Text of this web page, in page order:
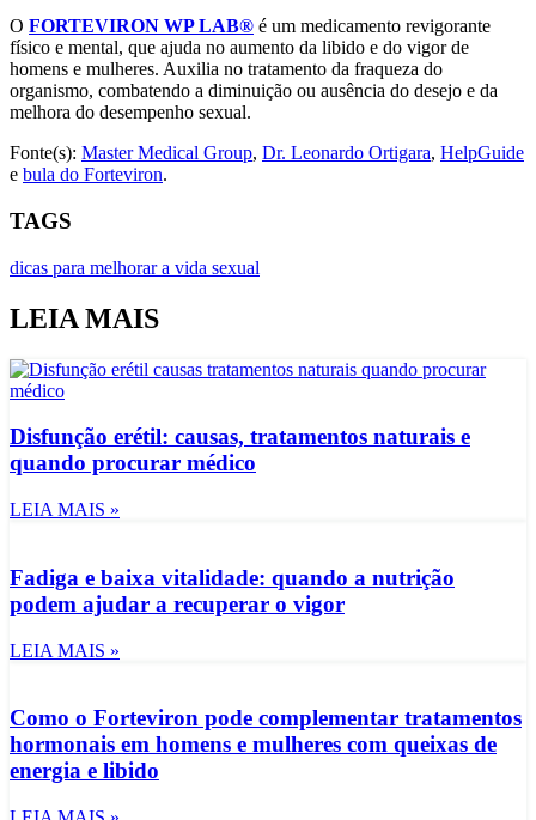
O FORTEVIRON WP LAB® é um medicamento revigorante
físico e mental, que ajuda no aumento da libido e do vigor de
homens e mulheres. Auxilia no tratamento da fraqueza do
organismo, combatendo a diminuição ou ausência do desejo e da
melhora do desempenho sexual.
Fonte(s): Master Medical Group, Dr. Leonardo Ortigara, HelpGuide
e bula do Forteviron.
TAGS
dicas para melhorar a vida sexual
LEIA MAIS
Disfunção erétil: causas, tratamentos naturais e
quando procurar médico
LEIA MAIS »
Fadiga e baixa vitalidade: quando a nutrição
podem ajudar a recuperar o vigor
LEIA MAIS »
Como o Forteviron pode complementar tratamentos
hormonais em homens e mulheres com queixas de
energia e libido